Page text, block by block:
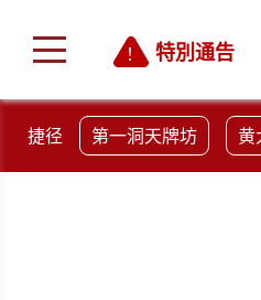
特別通告
捷径 第一洞天牌坊 黄